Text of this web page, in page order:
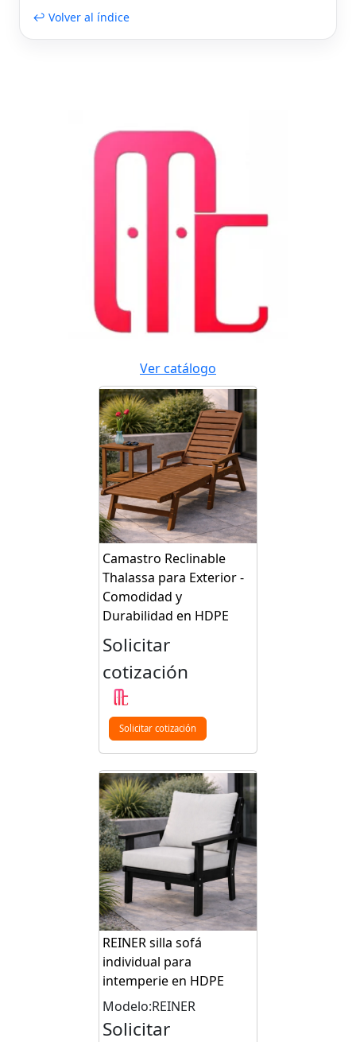
↩ Volver al índice
Ver catálogo
Camastro Reclinable
Thalassa para Exterior -
Comodidad y
Durabilidad en HDPE
Solicitar
cotización
Solicitar cotización
REINER silla sofá
individual para
intemperie en HDPE
Modelo:REINER
Solicitar